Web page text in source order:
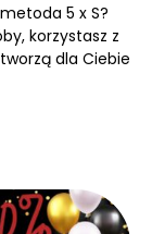
5 x S?
korzystasz z
dla Ciebie